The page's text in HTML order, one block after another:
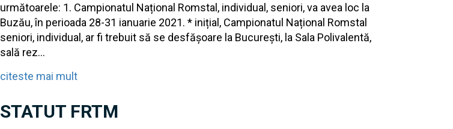
următoarele: 1. Campionatul Național Romstal, individual, seniori, va avea loc la
Buzău, în perioada 28-31 ianuarie 2021. * inițial, Campionatul Național Romstal
seniori, individual, ar fi trebuit să se desfășoare la București, la Sala Polivalentă,
sală rez...
citeste mai mult
STATUT FRTM